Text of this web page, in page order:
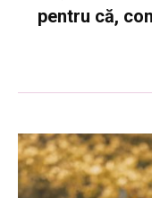
pentru că,